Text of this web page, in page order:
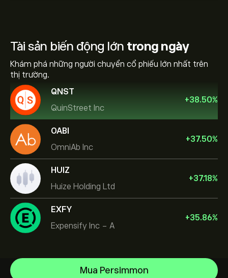
Tài sản biến động lớn trong ngày
Khám phá những người chuyển cổ phiếu lớn nhất trên
thị trường.
QNST
QuinStreet Inc
+38.50%
OABI
OmniAb Inc
+37.50%
HUIZ
Huize Holding Ltd
+37.18%
EXFY
Expensify Inc - A
+35.86%
Mua Persimmon
Micron Technology, Inc.